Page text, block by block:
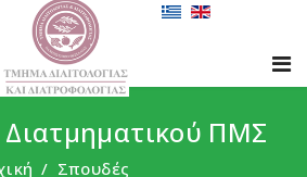
ΠΜΣ
Σπουδές